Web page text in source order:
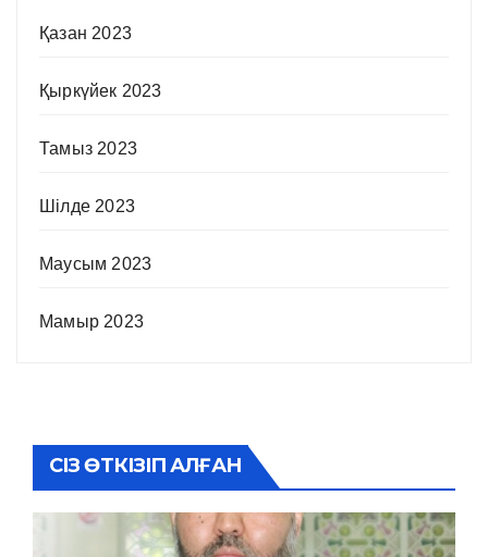
Қазан 2023
Қыркүйек 2023
Тамыз 2023
Шілде 2023
Маусым 2023
Мамыр 2023
СІЗ ӨТКІЗІП АЛҒАН